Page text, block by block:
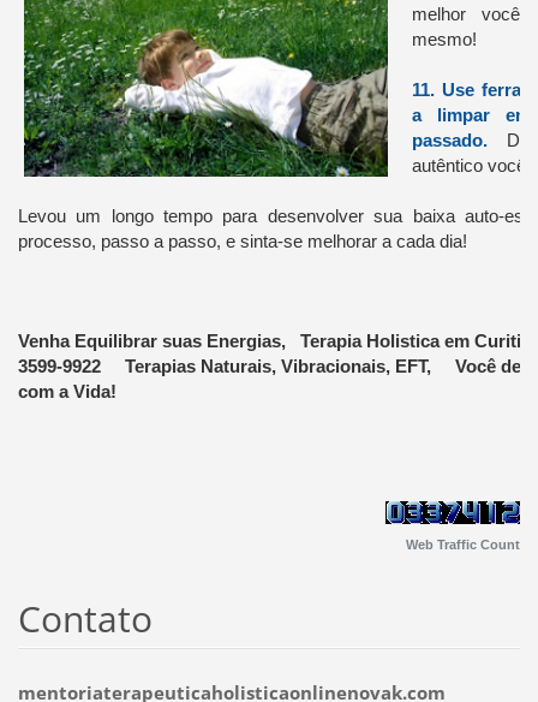
melhor você
mesmo!
11. Use
a limpar
passado.
autêntico você!
Levou um longo tempo para desenvolver sua baixa auto-
processo, passo a passo, e sinta-se melhorar a cada dia!
Venha Equilibrar suas Energias, Terapia Holistica em
3599-9922 Terapias Naturais, Vibracionais, EFT, Você de
com a Vida!
Web Traffic Count
Contato
mentoriaterapeuticaholisticaonlinenovak.com